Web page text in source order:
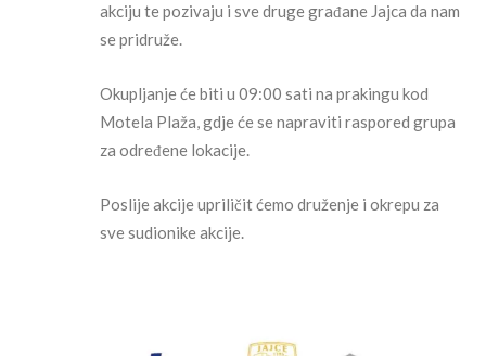
akciju te pozivaju i sve druge građane Jajca da nam
se pridruže.
Okupljanje će biti u 09:00 sati na prakingu kod
Motela Plaža, gdje će se napraviti raspored grupa
za određene lokacije.
Poslije akcije upriličit ćemo druženje i okrepu za
sve sudionike akcije.